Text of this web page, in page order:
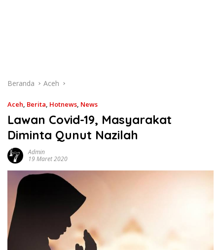
Beranda Aceh
Aceh, Berita, Hotnews, News
Lawan Covid-19, Masyarakat
Diminta Qunut Nazilah
Admin
19 Maret 2020